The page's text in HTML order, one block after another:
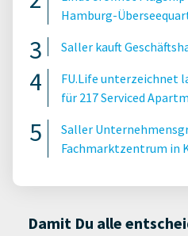
Hamburg-
Saller kauft
FU.Life unterzeichnet
für 217 Serviced
Saller
Fachmarktzentrum in
Damit Du alle